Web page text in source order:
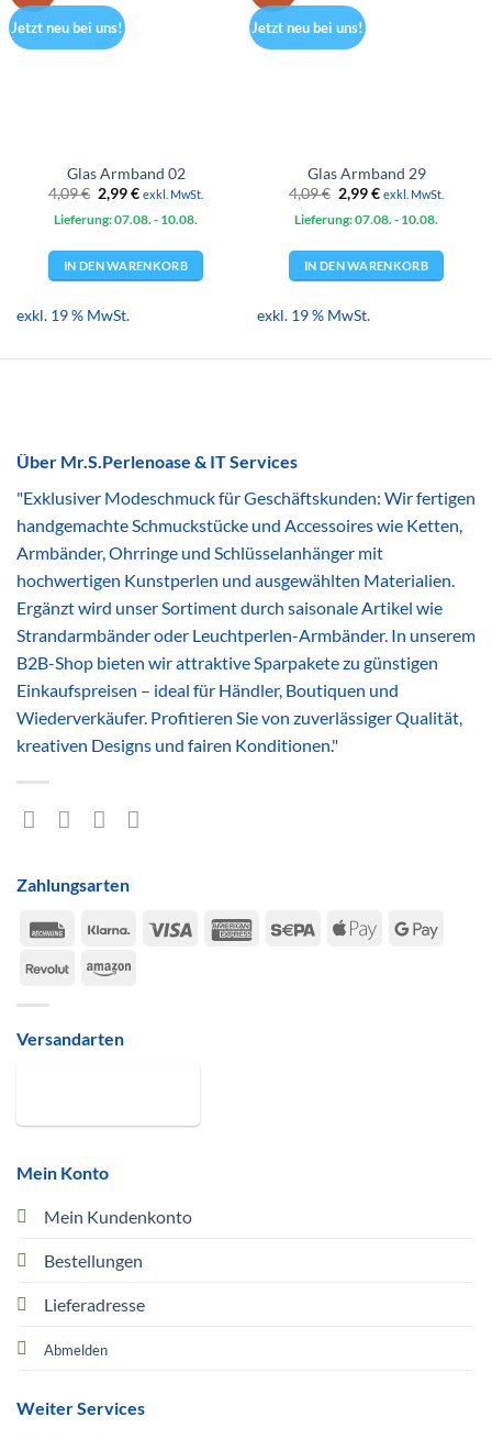
Jetzt neu bei uns!
Glas Armband 02
4,09€ Ursprünglicher
Preis
war:
2,99€Aktueller
ist:
exkl. MwSt.
Lieferung: 07.08. - 10.08.
IN DEN WARENKORB
exkl. 19 % MwSt.
Jetzt neu bei uns!
Glas Armband 29
4,09€ Ursprünglicher
Preis
war:
2,99€Aktueller
ist:
exkl. MwSt.
Lieferung: 07.08. - 10.08.
IN DEN WARENKORB
exkl. 19 % MwSt.
Über Mr.S.Perlenoase & IT Services
"Exklusiver Modeschmuck für Geschäftskunden: Wir fertigen
handgemachte Schmuckstücke und Accessoires wie Ketten,
Armbänder, Ohrringe und Schlüsselanhänger mit
hochwertigen Kunstperlen und ausgewählten Materialien.
Ergänzt wird unser Sortiment durch saisonale Artikel wie
Strandarmbänder oder Leuchtperlen-Armbänder. In unserem
B2B-Shop bieten wir attraktive Sparpakete zu günstigen
Einkaufspreisen – ideal für Händler, Boutiquen und
Wiederverkäufer. Profitieren Sie von zuverlässiger Qualität,
kreativen Designs und fairen Konditionen."
Mein Konto
Mein Kundenkonto
Bestellungen
Lieferadresse
Abmelden
Weiter Services
Zahlungsarten
Rechung
Klarna Visa
American Sepa
Apple
Google
RevolutAmazon
Versandarten